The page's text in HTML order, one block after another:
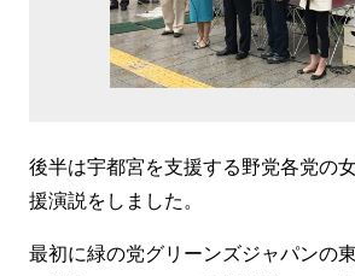
後半は宇都宮を支援する野党各党の
援演説をしました。
最初に緑の党グリーンズジャパンの